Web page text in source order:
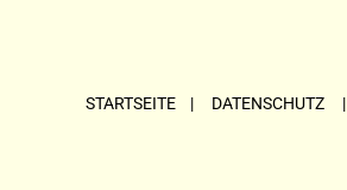
STARTSEITE | DATENSCHUTZ |